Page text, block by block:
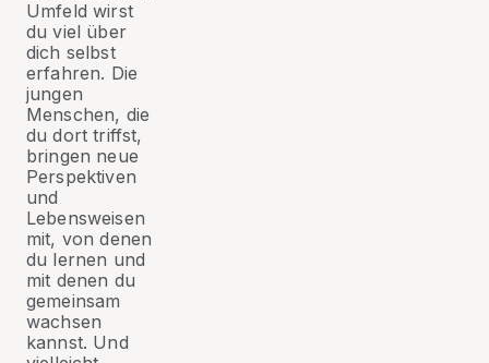
Umfeld wirst
du viel über
dich selbst
erfahren. Die
jungen
Menschen, die
du dort triffst,
bringen neue
Perspektiven
und
Lebensweisen
mit, von denen
du lernen und
mit denen du
gemeinsam
wachsen
kannst. Und